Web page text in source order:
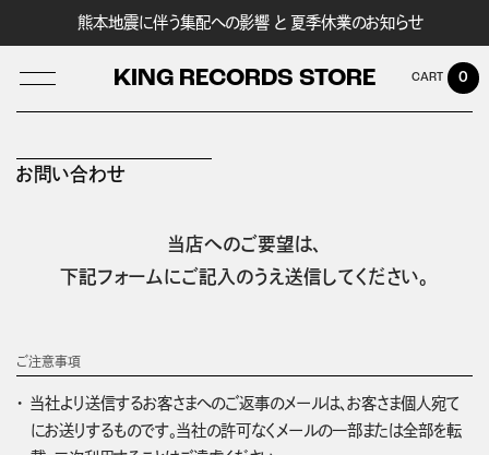
熊本地震に伴う集配への影響 と 夏季休業のお知らせ
KING RECORDS STORE 0
お問い合わせ
当店へのご要望は、
下記フォームにご記入のうえ送信してください。
ご注意事項
当社より送信するお客さまへのご返事のメールは、お客さま個人宛て
にお送りするものです。当社の許可なくメールの一部または全部を転